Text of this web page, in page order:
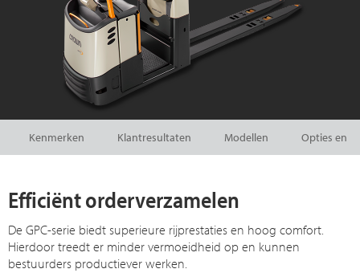
Kenmerken Klantresultaten Modellen Opties en
Efficiënt orderverzamelen
De GPC-serie biedt superieure rijprestaties en hoog comfort.
Hierdoor treedt er minder vermoeidheid op en kunnen
bestuurders productiever werken.